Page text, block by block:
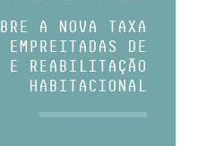
A NOVA TAXA
DE
E REABILITAÇÃO
HABITACIONAL